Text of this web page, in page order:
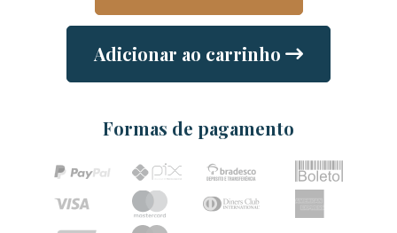
Adicionar ao carrinho
Formas de pagamento